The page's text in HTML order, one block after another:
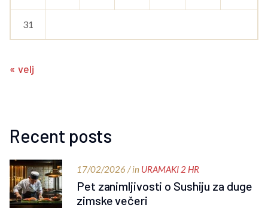
31
« velj
Recent posts
17/02/2026 / in URAMAKI 2 HR
Pet zanimljivosti o Sushiju za duge
zimske večeri